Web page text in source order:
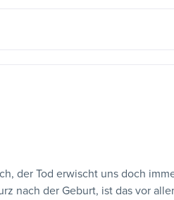
der Tod erwischt uns doch
nach der Geburt, ist das vor